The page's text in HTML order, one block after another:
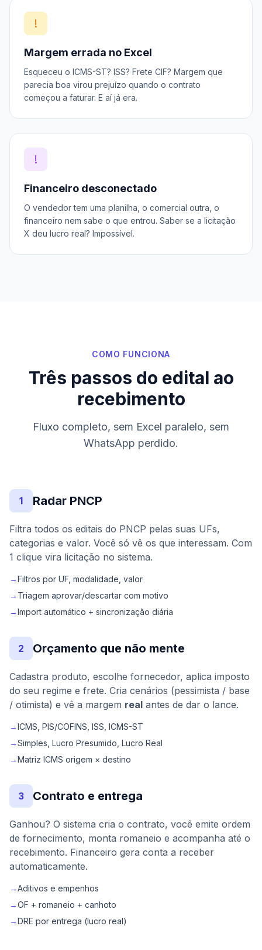
!
Margem errada no Excel
Esqueceu o ICMS-ST? ISS? Frete CIF? Margem que
parecia boa virou prejuízo quando o contrato
começou a faturar. E aí já era.
!
Financeiro desconectado
O vendedor tem uma planilha, o comercial outra, o
financeiro nem sabe o que entrou. Saber se a licitação
X deu lucro real? Impossível.
COMO FUNCIONA
Três passos do edital ao
recebimento
Fluxo completo, sem Excel paralelo, sem
WhatsApp perdido.
1 Radar PNCP
Filtra todos os editais do PNCP pelas suas UFs,
categorias e valor. Você só vê os que interessam. Com
1 clique vira licitação no sistema.
→Filtros por UF, modalidade, valor
→ Triagem aprovar/descartar com motivo
→Import automático + sincronização diária
2 Orçamento que não mente
Cadastra produto, escolhe fornecedor, aplica imposto
do seu regime e frete. Cria cenários (pessimista / base
/ otimista) e vê a margem real antes de dar o lance.
→ICMS, PIS/COFINS, ISS, ICMS-ST
→Simples, Lucro Presumido, Lucro Real
→Matriz ICMS origem × destino
3 Contrato e entrega
Ganhou? O sistema cria o contrato, você emite ordem
de fornecimento, monta romaneio e acompanha até o
recebimento. Financeiro gera conta a receber
automaticamente.
→Aditivos e empenhos
→OF + romaneio + canhoto
→DRE por entrega (lucro real)